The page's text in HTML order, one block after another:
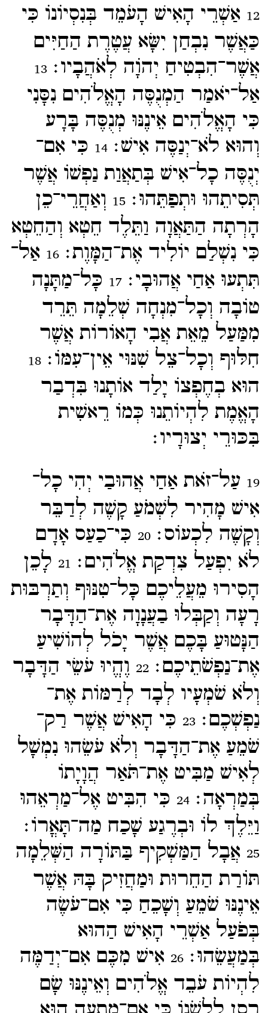
12 אַשְׁרֵי הָאִישׁ הָעֹמֵד בְּנִסְיוֹנוֹ כִּי
כַּאֲשֶׁר נִבְחַן יִשָּׂא עֲטֶרֶת הַחַיִּים
אֲשֶׁר־​הִבְטִיחַ יְהוָֹה לְאֹהֲבָיו׃13
אַל־​יֹאמַר הַמְנֻסֶּה הָאֱלֹהִים נִסָּנִי
כִּי הָאֱלֹהִים אֵינֶנּוּ מְנֻסֶּה בָּרָע
וְהוּא לֹא־​יְנַסֶּה אִישׁ׃14 כִּי אִם־​
יְנֻסֶּה כָל־​אִישׁ בְּתַאֲוַת נַפְשׁוֹ אֲשֶׁר
תְּסִיתֵהוּ וּתְפַתֵּהוּ׃15 וְאַחֲרֵי־​כֵן
הָרְתָה הַתַּאֲוָה וַתֵּלֶד חֵטְא וְהַחֵטְא
כִּי נִשְׁלַם יוֹלִיד אֶת־​הַמָּוֶת׃16 אַל־​
תִּתְעוּ אַחַי אֲהוּבָי׃17 כָּל־​מַתָּנָה
טוֹבָה וְכָל־​מִנְחָה שְׁלֵמָה תֵּרֵד
מִמַּעַל מֵאֵת אֲבִי הָאוֹרוֹת אֲשֶׁר
חִלּוּף וְכָל־​צֵל שִׁנּוּי אֵין־​עִמּוֹ׃18
הוּא בְחֶפְצוֹ יָלַד אוֹתָנוּ בִּדְבַר
הָאֱמֶת לִהְיוֹתֵנוּ כְּמוֹ רֵאשִׁית
בִּכּוּרֵי יְצוּרָיו׃
19 עַל־​זֹאת אַחַי אֲהוּבַי יְהִי כָל־​
אִישׁ מָהִיר לִשְׁמֹעַ קָשֶׁה לְדַבֵּר
וְקָשֶׁה לִכְעוֹס׃20 כִּי־​כַעַס אָדָם
לֹא יִפְעַל צִדְקַת אֱלֹהִים׃ 21 לָכֵן
הָסִירוּ מֵעֲלֵיכֶם כָּל־​טִנּוּף וְתַרְבּוּת
רָעָה וְקַבְּלוּ בַעֲנָוָה אֶת־​הַדָּבָר
הַנָּטוּעַ בָּכֶם אֲשֶׁר יָכֹל לְהוֹשִׁיעַ
אֶת־​נַפְשֹׁתֵיכֶם׃22 וֶהֱיוּ עֹשֵׂי הַדָּבָר
וְלֹא שֹׁמְעָיו לְבָד לְרַמּוֹת אֶת־​
נַפְשְׁכֶם׃23 כִּי הָאִישׁ אֲשֶׁר רַק־​
שֹׁמֵעַ אֶת־​הַדָּבָר וְלֹא עֹשֵׂהוּ נִמְשָׁל
לְאִישׁ מַבִּיט אֶת־​תֹּאַר הֲוָיָתוֹ
בְּמַרְאָה׃24 כִּי הִבִּיט אֶל־​מַרְאֵהוּ
וַיֵּלֶךְ לוֹ וּבְרֶגַע שָׁכַח מַה־​תָּאֳרוֹ׃
25 אֲבָל הַמַּשְׁקִיף בַּתּוֹרָה הַשְּׁלֵמָה
תּוֹרַת הַחֵרוּת וּמַחֲזִיק בָּהּ אֲשֶׁר
אֵינֶנּוּ שֹׁמֵעַ וְשָׁכֵחַ כִּי אִם־​עֹשֶׂה
בְּפֹעַל אַשְׁרֵי הָאִישׁ הַהוּא
בְּמַעֲשֵׂהוּ׃26 אִישׁ מִכֶּם אִם־​יְדַמֶּה
לִהְיוֹת עֹבֵד אֱלֹהִים וְאֵינֶנּוּ שָׂם